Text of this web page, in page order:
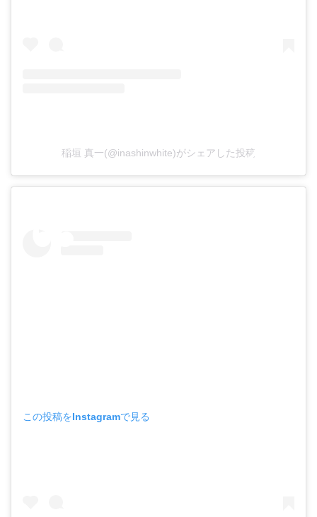
稲垣 真一(@inashinwhite)がシェアした投稿
この投稿をInstagramで見る